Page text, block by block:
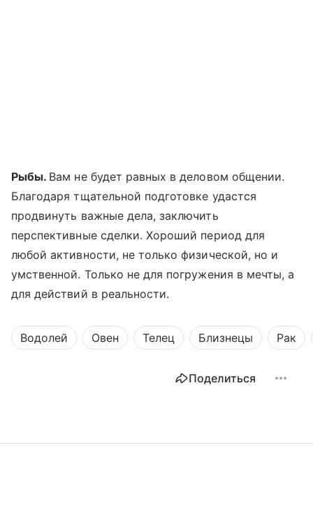
Рыбы. Вам не будет равных в деловом общении.
Благодаря тщательной подготовке удастся
продвинуть важные дела, заключить
перспективные сделки. Хороший период для
любой активности, не только физической, но и
умственной. Только не для погружения в мечты, а
для действий в реальности.
Водолей Овен Телец Близнецы Рак
Поделиться